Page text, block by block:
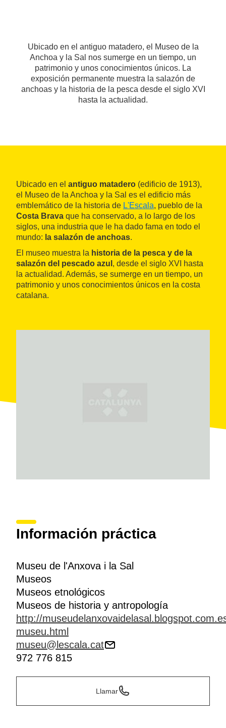
Ubicado en el antiguo matadero, el Museo de la
Anchoa y la Sal nos sumerge en un tiempo, un
patrimonio y unos conocimientos únicos. La
exposición permanente muestra la salazón de
anchoas y la historia de la pesca desde el siglo XVI
hasta la actualidad.
Ubicado en el antiguo matadero (edificio de 1913),
el Museo de la Anchoa y la Sal es el edificio más
emblemático de la historia de L'Escala, pueblo de la
Costa Brava que ha conservado, a lo largo de los
siglos, una industria que le ha dado fama en todo el
mundo: la salazón de anchoas.
El museo muestra la historia de la pesca y de la
salazón del pescado azul , desde el siglo XVI hasta
la actualidad. Además, se sumerge en un tiempo, un
patrimonio y unos conocimientos únicos en la costa
catalana.
Información práctica
Museu de l'Anxova i la Sal
Museos
Museos etnológicos
Museos de historia y antropología
http://
museu.html
museu@lescala.cat
972 776 815
Llamar